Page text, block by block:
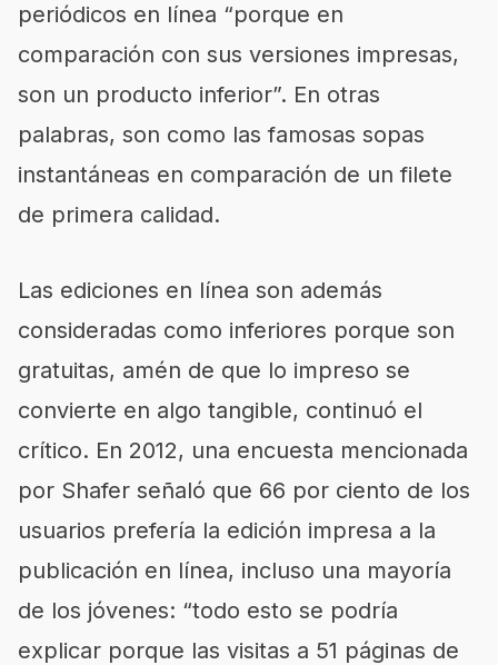
periódicos en línea “porque en
comparación con sus versiones impresas,
son un producto inferior”. En otras
palabras, son como las famosas sopas
instantáneas en comparación de un filete
de primera calidad.
Las ediciones en línea son además
consideradas como inferiores porque son
gratuitas, amén de que lo impreso se
convierte en algo tangible, continuó el
crítico. En 2012, una encuesta mencionada
por Shafer señaló que 66 por ciento de los
usuarios prefería la edición impresa a la
publicación en línea, incluso una mayoría
de los jóvenes: “todo esto se podría
explicar porque las visitas a 51 páginas de